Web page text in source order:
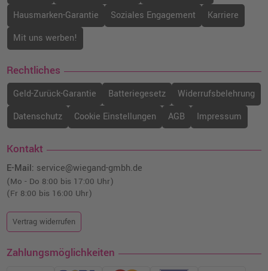
Canon PFI-3100PC Druckerpatrone
(6429C001) · Foto-Cyan
90,99 €
Canon PFI-3700B Druckerpatrone
(6450C001) · Blau
o. MwSt.273,10 €
324,99 €
Canon PFI-3700C Druckerpatrone
(6445C001) · Cyan
324,99 €
Canon PFI-3300PGY Druckerpatrone
Hausmarken-Garantie
Soziales Engagement
Karriere
Mit uns werben!
Rechtliches
Geld-Zurück-Garantie Batteriegesetz
Widerrufsbelehrung
Datenschutz
Cookie Einstellungen AGB Impressum
Kontakt
E-Mail: service@wiegand-gmbh.de
(Mo - Do 8:00 bis 17:00 Uhr)
(Fr 8:00 bis 16:00 Uhr)
Vertrag widerrufen
Zahlungsmöglichkeiten